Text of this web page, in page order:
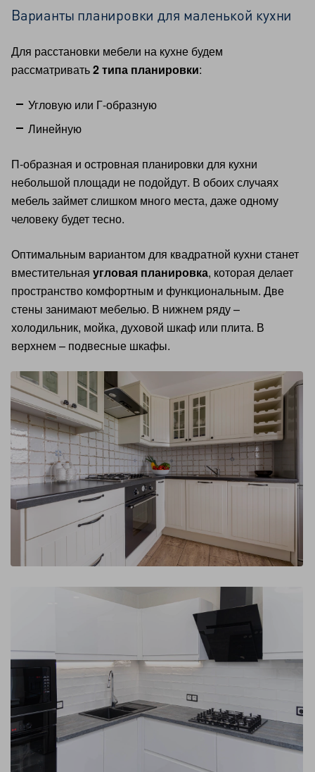
Варианты планировки для маленькой кухни
Для расстановки мебели на кухне будем
рассматривать2 типа планировки:
Угловую или Г-образную
Линейную
П-образная и островная планировки для кухни
небольшой площади не подойдут. В обоих случаях
мебель займет слишком много места, даже одному
человеку будет тесно.
Оптимальным вариантом для квадратной кухни станет
вместительная угловая планировка, которая делает
пространство комфортным и функциональным. Две
стены занимают мебелью. В нижнем ряду –
холодильник, мойка, духовой шкаф или плита. В
верхнем – подвесные шкафы.